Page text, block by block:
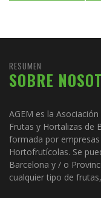
RESUMEN
SOBRE
AGEM es la
Frutas y Hortalizas de
formada por
Hortofrutícolas. Se
Barcelona y / o
cualquier tipo de